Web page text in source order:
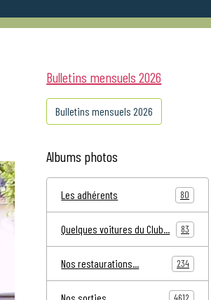
Bulletins mensuels 2026
Bulletins mensuels 2026
Albums photos
Les adhérents 80
Quelques voitures du Club... 83
Nos restaurations... 234
4612